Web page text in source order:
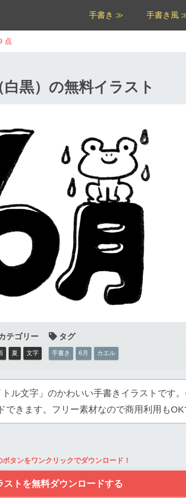
手書き ≫ 手書き風
点
黒）の無料イラスト
夏 文字 手書き 6月 カエル
ル文字」のかわいい手書きイラストです
できます。フリー素材なので商用利用もOK
ボタンをワンクリックでダウンロード！
ストを無料ダウンロードする